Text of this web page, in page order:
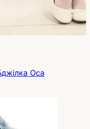
Оса